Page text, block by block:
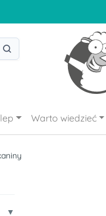
Warto wiedzieć